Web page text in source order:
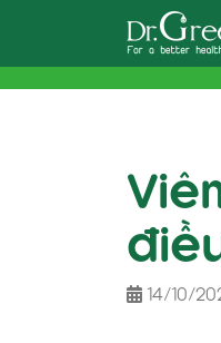
14/10/